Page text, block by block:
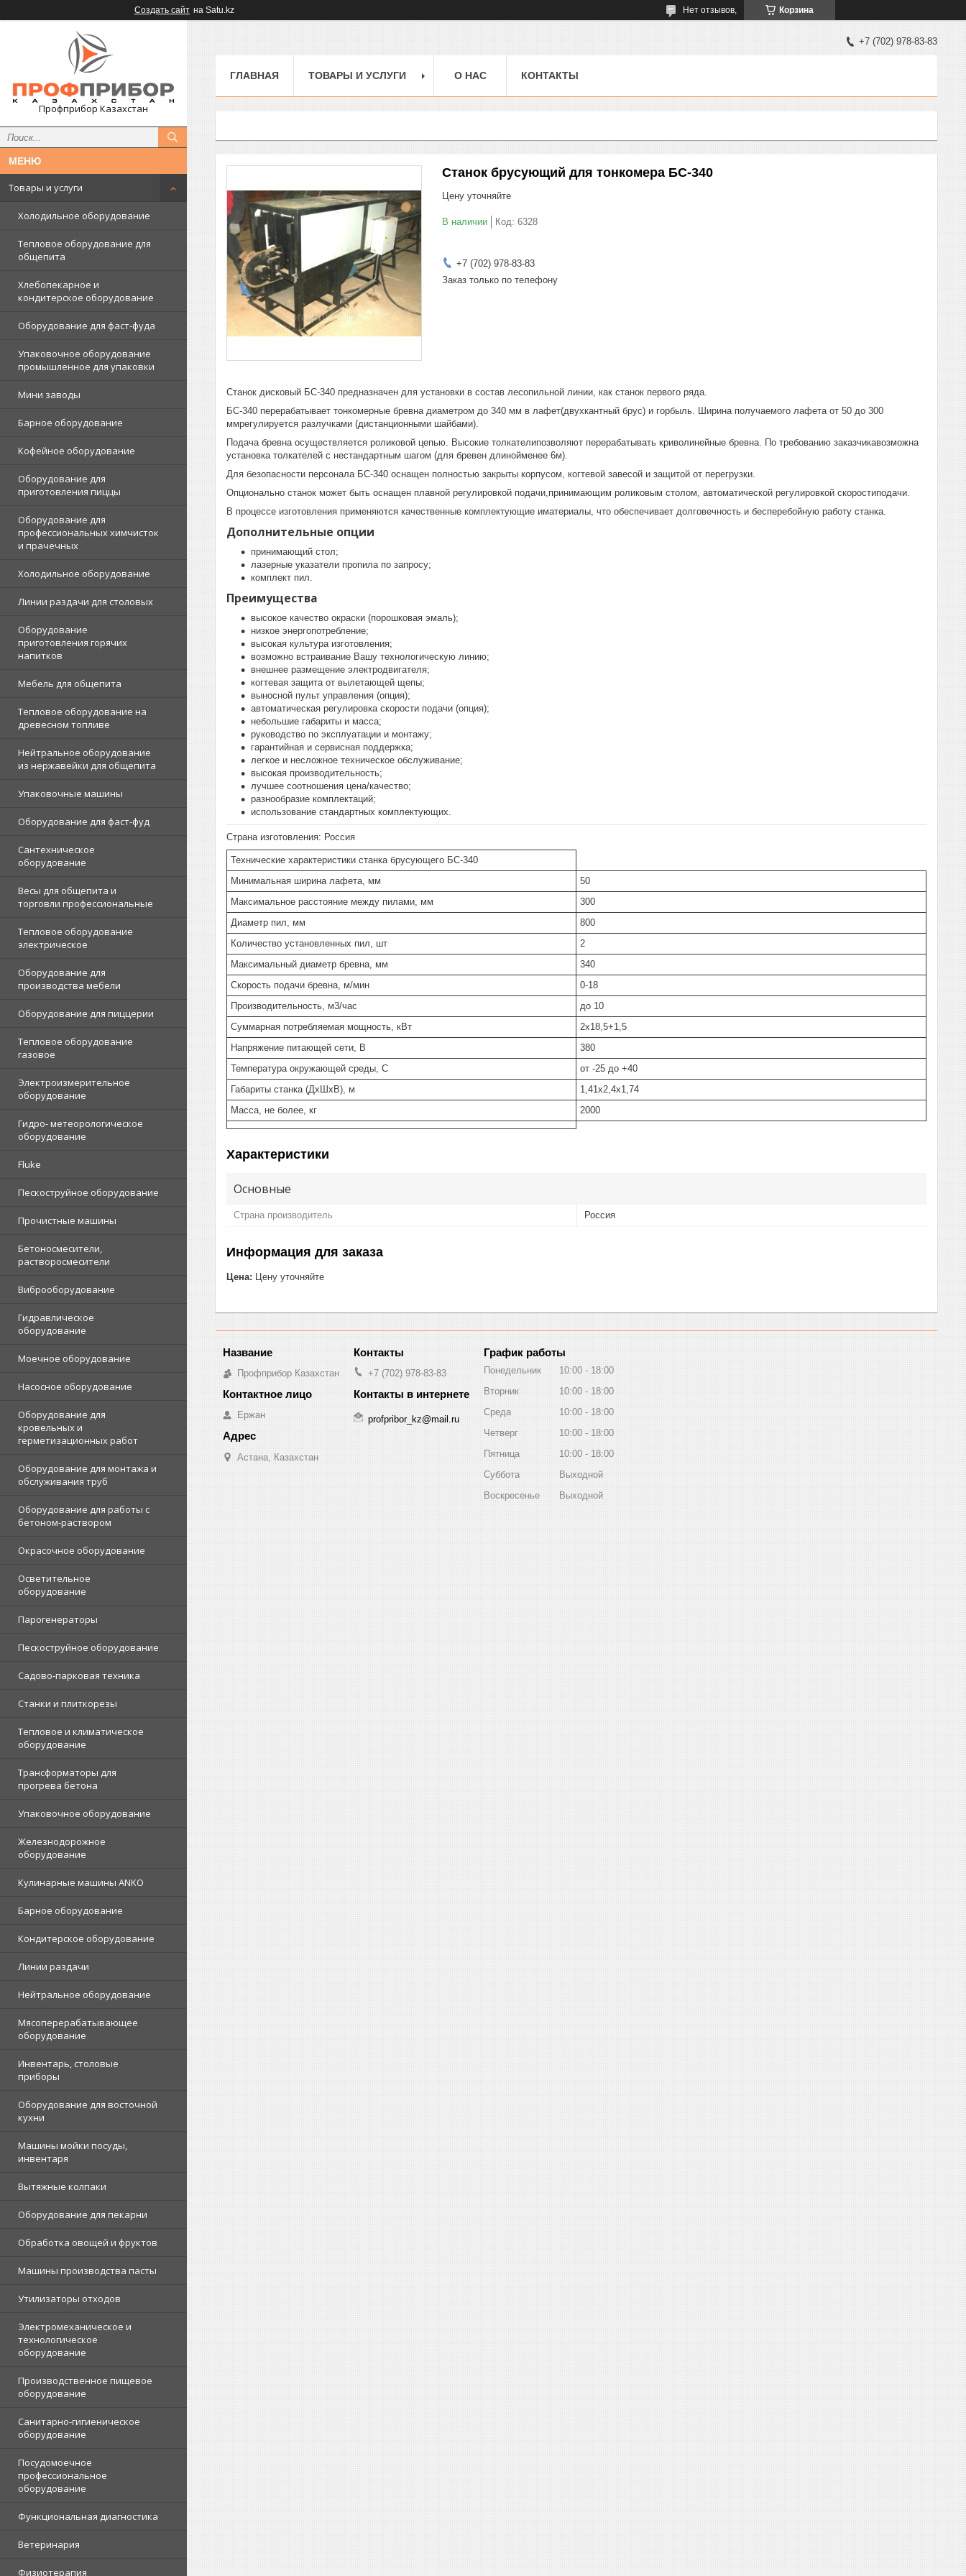
Создать сайт на Satu.kz Корзина
Нет отзывов,
Профприбор Казахстан
Товары и услуги
Холодильное оборудование
Тепловое оборудование для
общепита
Хлебопекарное и
кондитерское оборудование
Оборудование для фаст-фуда
Упаковочное оборудование
промышленное для упаковки
Мини заводы
Барное оборудование
Кофейное оборудование
Оборудование для
приготовления пиццы
Оборудование для
профессиональных химчисток
и прачечных
Холодильное оборудование
Линии раздачи для столовых
Оборудование
приготовления горячих
напитков
Мебель для общепита
Тепловое оборудование на
древесном топливе
Нейтральное оборудование
из нержавейки для общепита
Упаковочные машины
Оборудование для фаст-фуд
Сантехническое
оборудование
Весы для общепита и
торговли профессиональные
Тепловое оборудование
электрическое
Оборудование для
производства мебели
Оборудование для пиццерии
Тепловое оборудование
газовое
Электроизмерительное
оборудование
Гидро- метеорологическое
оборудование
Fluke
Пескоструйное оборудование
Прочистные машины
Бетоносмесители,
растворосмесители
Виброоборудование
Гидравлическое
оборудование
Моечное оборудование
Насосное оборудование
Оборудование для
кровельных и
герметизационных работ
Оборудование для монтажа и
обслуживания труб
Оборудование для работы с
бетоном-раствором
Окрасочное оборудование
Осветительное
оборудование
Парогенераторы
Пескоструйное оборудование
Садово-парковая техника
Станки и плиткорезы
Тепловое и климатическое
оборудование
Трансформаторы для
прогрева бетона
Упаковочное оборудование
Железнодорожное
оборудование
Кулинарные машины ANKO
Барное оборудование
Кондитерское оборудование
Линии раздачи
Нейтральное оборудование
Мясоперерабатывающее
оборудование
Инвентарь, столовые
приборы
Оборудование для восточной
кухни
Машины мойки посуды,
инвентаря
Вытяжные колпаки
Оборудование для пекарни
Обработка овощей и фруктов
Машины производства пасты
Утилизаторы отходов
Электромеханическое и
технологическое
оборудование
Производственное пищевое
оборудование
Санитарно-гигиеническое
оборудование
Посудомоечное
профессиональное
оборудование
Функциональная диагностика
Ветеринария
Физиотерапия
+7 (702) 978-83-83
ГЛАВНАЯ ТОВАРЫ И УСЛУГИ О НАС КОНТАКТЫ
Станок брусующий для тонкомера БС-340
Цену уточняйте
В наличии Код: 6328
+7 (702) 978-83-83
Заказ только по телефону
Станок дисковый БС-340 предназначен для установки в состав лесопильной линии, как станок первого ряда.
БС-340 перерабатывает тонкомерные бревна диаметром до 340 мм в лафет(двухкантный брус) и горбыль. Ширина получаемого лафета от 50 до 300
ммрегулируется разлучками (дистанционными шайбами).
Подача бревна осуществляется роликовой цепью. Высокие толкателипозволяют перерабатывать криволинейные бревна. По требованию заказчикавозможна
установка толкателей с нестандартным шагом (для бревен длинойменее 6м).
Для безопасности персонала БС-340 оснащен полностью закрыты корпусом, когтевой завесой и защитой от перегрузки.
Опционально станок может быть оснащен плавной регулировкой подачи,принимающим роликовым столом, автоматической регулировкой скоростиподачи.
В процессе изготовления применяются качественные комплектующие иматериалы, что обеспечивает долговечность и бесперебойную работу станка.
Дополнительные опции
принимающий стол;
лазерные указатели пропила по запросу;
комплект пил.
Преимущества
высокое качество окраски (порошковая эмаль);
низкое энергопотребление;
высокая культура изготовления;
возможно встраивание Вашу технологическую линию;
внешнее размещение электродвигателя;
когтевая защита от вылетающей щепы;
выносной пульт управления (опция);
автоматическая регулировка скорости подачи (опция);
небольшие габариты и масса;
руководство по эксплуатации и монтажу;
гарантийная и сервисная поддержка;
легкое и несложное техническое обслуживание;
высокая производительность;
лучшее соотношения цена/качество;
разнообразие комплектаций;
использование стандартных комплектующих.
Страна изготовления: Россия
Технические характеристики станка брусующего БС-340
Минимальная ширина лафета, мм
50
Максимальное расстояние между пилами, мм
300
Диаметр пил, мм
800
Количество установленных пил, шт
2
Максимальный диаметр бревна, мм
340
Скорость подачи бревна, м/мин
0-18
Производительность, м3/час
до 10
Суммарная потребляемая мощность, кВт
2х18,5+1,5
Напряжение питающей сети, В
380
Температура окружающей среды, С
от -25 до +40
Габариты станка (ДхШхВ), м
1,41х2,4х1,74
Масса, не более, кг
2000
Характеристики
Основные
Страна производитель Россия
Информация для заказа
Цена: Цену уточняйте
Профприбор Казахстан
Ержан
Астана, Казахстан
+7 (702) 978-83-83
profpribor_kz@mail.ru
График работы
Понедельник 10:00
18:00
Вторник
10:00
18:00
Среда
10:00
18:00
Четверг
10:00
18:00
Пятница
10:00
18:00
Суббота
Выходной
Воскресенье
Выходной